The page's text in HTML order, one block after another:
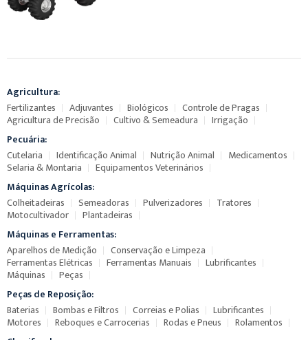
Agricultura:
Fertilizantes
Adjuvantes Biológicos Controle de Pragas
Agricultura de Precisão Cultivo & Semeadura
Irrigação
Pecuária:
Cutelaria
Identificação Animal Nutrição Animal Medicamentos
Selaria & Montaria
Equipamentos Veterinários
Máquinas Agrícolas:
Colheitadeiras
Semeadoras Pulverizadores Tratores
Motocultivador
Plantadeiras
Máquinas e Ferramentas:
Aparelhos de Medição
Conservação e Limpeza
Ferramentas Elétricas Ferramentas Manuais Lubrificantes
Máquinas
Peças
Peças de Reposição:
Baterias
Bombas e Filtros Correias e Polias Lubrificantes
Motores Reboques e Carrocerias Rodas e Pneus
Rolamentos